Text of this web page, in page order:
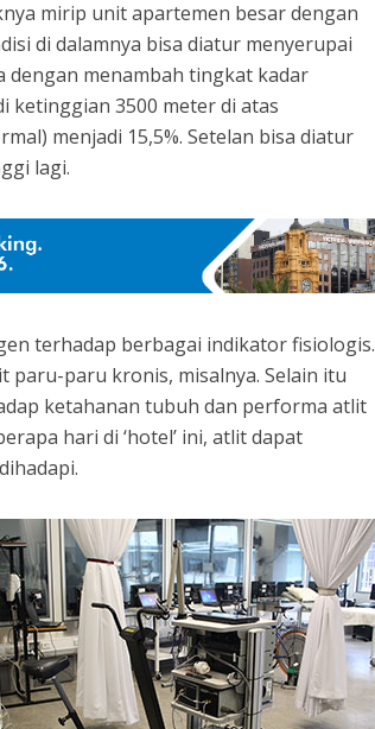
mirip unit apartemen besar dengan
di dalamnya bisa diatur menyerupai
dengan menambah tingkat kadar
ketinggian 3500 meter di atas
menjadi 15,5%. Setelan bisa diatur
lagi.
terhadap berbagai indikator fisiologis.
paru-paru kronis, misalnya. Selain itu
ketahanan tubuh dan performa atlit
hari di ‘hotel’ ini, atlit dapat